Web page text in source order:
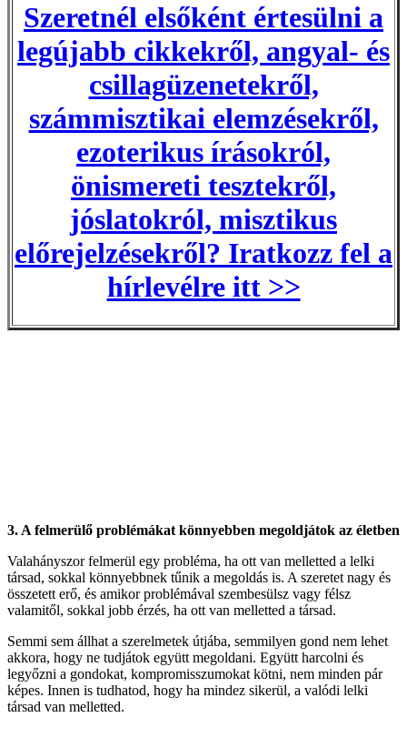
Szeretnél elsőként értesülni a
legújabb cikkekről, angyal- és
csillagüzenetekről,
számmisztikai elemzésekről,
ezoterikus írásokról,
önismereti tesztekről,
jóslatokról, misztikus
előrejelzésekről? Iratkozz fel a
hírlevélre itt >>
3. A felmerülő problémákat könnyebben megoldjátok az életben
Valahányszor felmerül egy probléma, ha ott van melletted a lelki
társad, sokkal könnyebbnek tűnik a megoldás is. A szeretet nagy és
összetett erő, és amikor problémával szembesülsz vagy félsz
valamitől, sokkal jobb érzés, ha ott van melletted a társad.
Semmi sem állhat a szerelmetek útjába, semmilyen gond nem lehet
akkora, hogy ne tudjátok együtt megoldani. Együtt harcolni és
legyőzni a gondokat, kompromisszumokat kötni, nem minden pár
képes. Innen is tudhatod, hogy ha mindez sikerül, a valódi lelki
társad van melletted.